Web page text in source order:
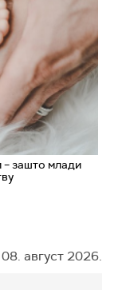
– зашто млади
август 2026.